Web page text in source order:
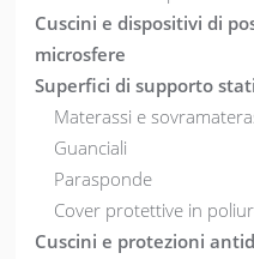
Cuscini e dispositivi di
microsfere
Superfici di supporto
Materassi e
Guanciali
Parasponde
Cover protettive in
Cuscini e protezioni